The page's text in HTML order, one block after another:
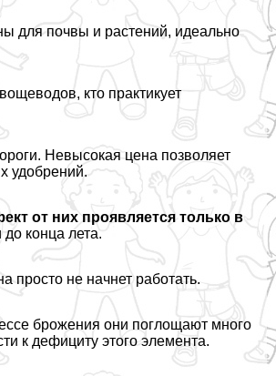
для почвы и растений, идеально
кто пpaктикует
Невысокая цена позволяет
удобрений.
от них проявляется только в
конца лета.
просто не начнет работать.
брожения они поглощают много
к дефициту этого элемента.